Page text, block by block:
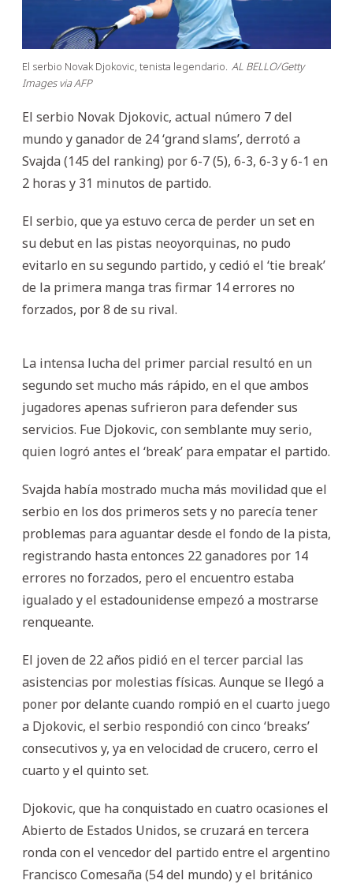
El serbio Novak Djokovic, tenista legendario. AL BELLO/Getty
Images via AFP
El serbio Novak Djokovic, actual número 7 del
mundo y ganador de 24 ‘grand slams’, derrotó a
Svajda (145 del ranking) por 6-7 (5), 6-3, 6-3 y 6-1 en
2 horas y 31 minutos de partido.
El serbio, que ya estuvo cerca de perder un set en
su debut en las pistas neoyorquinas, no pudo
evitarlo en su segundo partido, y cedió el ‘tie break’
de la primera manga tras firmar 14 errores no
forzados, por 8 de su rival.
La intensa lucha del primer parcial resultó en un
segundo set mucho más rápido, en el que ambos
jugadores apenas sufrieron para defender sus
servicios. Fue Djokovic, con semblante muy serio,
quien logró antes el ‘break’ para empatar el partido.
Svajda había mostrado mucha más movilidad que el
serbio en los dos primeros sets y no parecía tener
problemas para aguantar desde el fondo de la pista,
registrando hasta entonces 22 ganadores por 14
errores no forzados, pero el encuentro estaba
igualado y el estadounidense empezó a mostrarse
renqueante.
El joven de 22 años pidió en el tercer parcial las
asistencias por molestias físicas. Aunque se llegó a
poner por delante cuando rompió en el cuarto juego
a Djokovic, el serbio respondió con cinco ‘breaks’
consecutivos y, ya en velocidad de crucero, cerro el
cuarto y el quinto set.
Djokovic, que ha conquistado en cuatro ocasiones el
Abierto de Estados Unidos, se cruzará en tercera
ronda con el vencedor del partido entre el argentino
Francisco Comesaña (54 del mundo) y el británico